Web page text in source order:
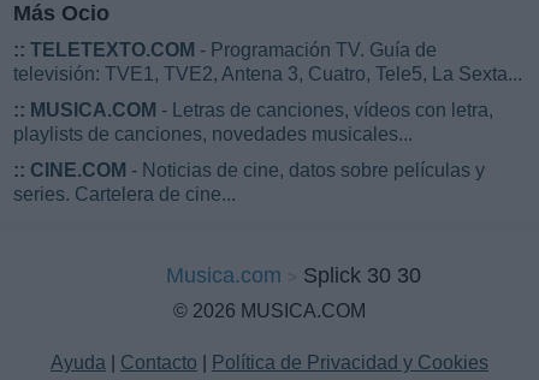
Más Ocio
:: TELETEXTO.COM - Programación TV. Guía de
televisión: TVE1, TVE2, Antena 3, Cuatro, Tele5, La Sexta...
:: MUSICA.COM - Letras de canciones, vídeos con letra,
playlists de canciones, novedades musicales...
:: CINE.COM - Noticias de cine, datos sobre películas y
series. Cartelera de cine...
Musica.com Splick 30 30
© 2026 MUSICA.COM
Ayuda Contacto Política de Privacidad y Cookies